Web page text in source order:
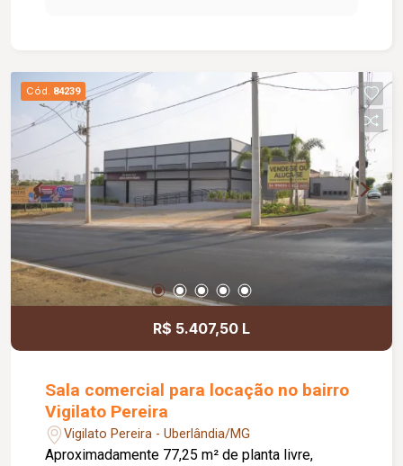
acessibilidade e um espaçoso ambiente para
recepção, garantindo conforto. Com uma
configuração que atende às mais diversas
necessidades, o espaço é indicado para
escritórios, lojas e outros segmentos comerciais
que buscam um imóvel bem localizado e pronto
para receber suas atividades.
Cód. 84239
R$ 5.407,50 L
Sala comercial para locação no bairro
Vigilato Pereira
Vigilato Pereira - Uberlândia/MG
Aproximadamente 77,25 m² de planta livre,